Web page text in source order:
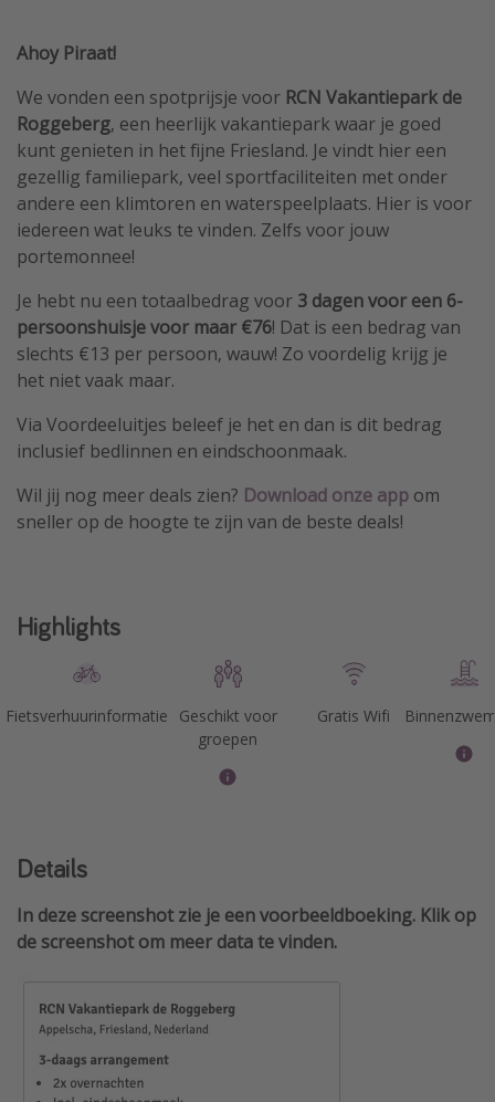
Ahoy Piraat!
We vonden een spotprijsje voor RCN Vakantiepark de
Roggeberg, een heerlijk vakantiepark waar je goed
kunt genieten in het fijne Friesland. Je vindt hier een
gezellig familiepark, veel sportfaciliteiten met onder
andere een klimtoren en waterspeelplaats. Hier is voor
iedereen wat leuks te vinden. Zelfs voor jouw
portemonnee!
Je hebt nu een totaalbedrag voor 3 dagen voor een 6-
persoonshuisje voor maar €76! Dat is een bedrag van
slechts €13 per persoon, wauw! Zo voordelig krijg je
het niet vaak maar.
Via Voordeeluitjes beleef je het en dan is dit bedrag
inclusief bedlinnen en eindschoonmaak.
Wil jij nog meer deals zien? Download onze app om
sneller op de hoogte te zijn van de beste deals!
Highlights
Fietsverhuurinformatie
Geschikt voor
groepen
Gratis Wifi
Details
In deze screenshot zie je een voorbeeldboeking. Klik op
de screenshot om meer data te vinden.